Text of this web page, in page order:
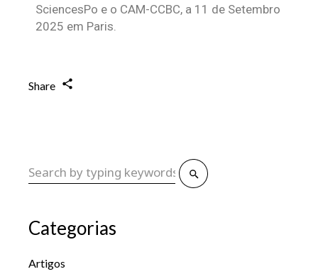
SciencesPo e o CAM-CCBC, a 11 de Setembro
2025 em Paris.
Share
Categorias
Artigos